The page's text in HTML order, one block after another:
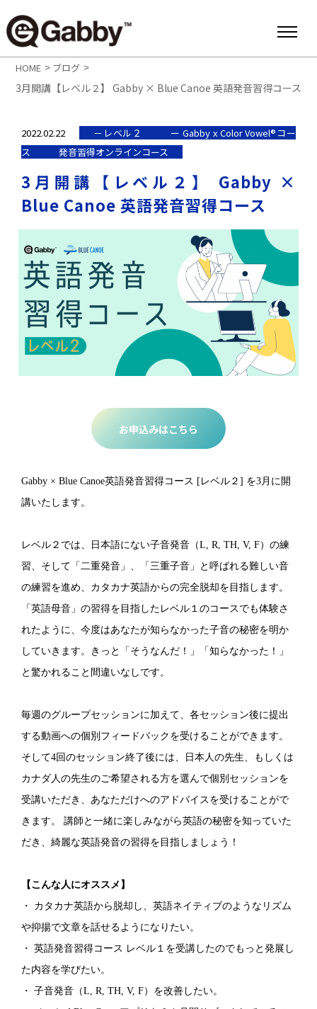
HOME > ブログ >
3月開講【レベル２】 Gabby × Blue Canoe 英語発音習得コース
2022.02.22 －レベル２
ー Gabby x Color Vowel®︎コー
ス
発音習得オンラインコース
3月開講【レベル２】 Gabby ×
Blue Canoe 英語発音習得コース
お申込みはこちら
Gabby × Blue Canoe英語発音習得コース [レベル２] を3月に開
講いたします。
レベル２では、日本語にない子音発音（L, R, TH, V, F）の練
習、そして「二重発音」、「三重子音」と呼ばれる難しい音
の練習を進め、カタカナ英語からの完全脱却を目指します。
「英語母音」の習得を目指したレベル１のコースでも体験さ
れたように、今度はあなたが知らなかった子音の秘密を明か
していきます。きっと「そうなんだ！」「知らなかった！」
と驚かれること間違いなしです。
毎週のグループセッションに加えて、各セッション後に提出
する動画への個別フィードバックを受けることができます。
そして4回のセッション終了後には、日本人の先生、もしくは
カナダ人の先生のご希望される方を選んで個別セッションを
受講いただき、あなただけへのアドバイスを受けることがで
きます。 講師と一緒に楽しみながら英語の秘密を知っていた
だき、綺麗な英語発音の習得を目指しましょう！
【こんな人にオススメ】
・ カタカナ英語から脱却し、英語ネイティブのようなリズム
や抑揚で文章を話せるようになりたい。
・ 英語発音習得コース レベル１を受講したのでもっと発展し
た内容を学びたい。
・ 子音発音（L, R, TH, V, F）を改善したい。